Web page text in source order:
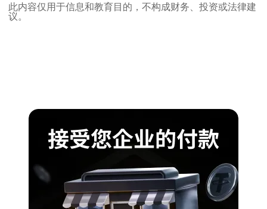
此内容仅用于信息和教育目的，不构成财务、投资或法律建
议。